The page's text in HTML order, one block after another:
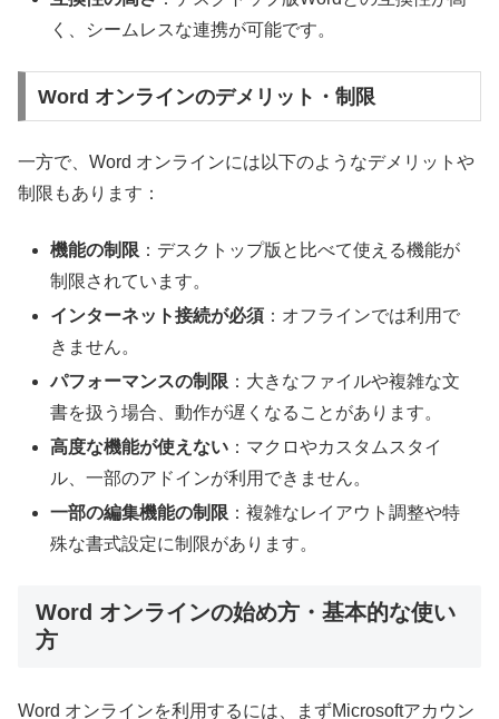
く、シームレスな連携が可能です。
Word オンラインのデメリット・制限
一方で、Word オンラインには以下のようなデメリットや
制限もあります：
機能の制限 ：デスクトップ版と比べて使える機能が
制限されています。
インターネット接続が必須 ：オフラインでは利用で
きません。
パフォーマンスの制限 ：大きなファイルや複雑な文
書を扱う場合、動作が遅くなることがあります。
高度な機能が使えない ：マクロやカスタムスタイ
ル、一部のアドインが利用できません。
一部の編集機能の制限 ：複雑なレイアウト調整や特
殊な書式設定に制限があります。
Word オンラインの始め方・基本的な使い
方
Word オンラインを利用するには、まずMicrosoftアカウン